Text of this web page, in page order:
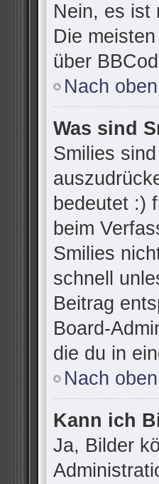
Nein, es ist
Die
über
Nach oben
Was sind
Smilies
bedeutet :)
beim
Smilies
schnell
Beitrag
Board-
die du in
Nach oben
Kann ich
Ja, Bilder